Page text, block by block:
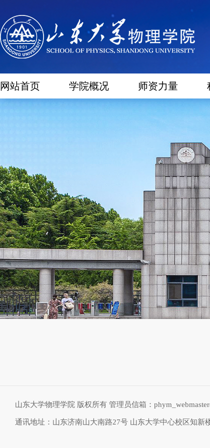
网站首页 学院概况 师资力量
山东大学物理学院 版权所有 管理员信箱：
通讯地址：山东济南山大南路27号 山东大学中心校区知新